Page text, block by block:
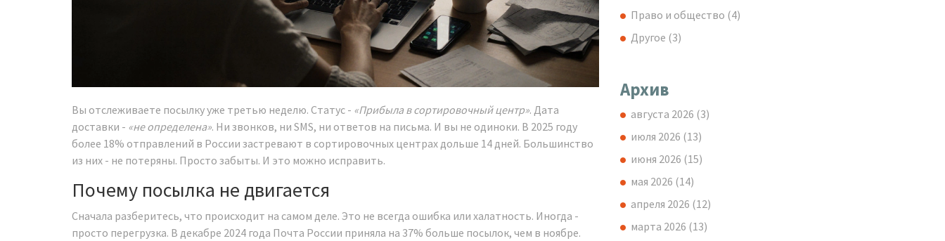
Вы отслеживаете посылку уже третью неделю. Статус - «Прибыла в сортировочный центр». Дата
доставки - «не определена». Ни звонков, ни SMS, ни ответов на письма. И вы не одиноки. В 2025 году
более 18% отправлений в России застревают в сортировочных центрах дольше 14 дней. Большинство
из них - не потеряны. Просто забыты. И это можно исправить.
Почему посылка не двигается
Сначала разберитесь, что происходит на самом деле. Это не всегда ошибка или халатность. Иногда -
просто перегрузка. В декабре 2024 года Почта России приняла на 37% больше посылок, чем в ноябре.
Право и общество (4)
Другое (3)
Архив
августа 2026 (3)
июля 2026 (13)
июня 2026 (15)
мая 2026 (14)
апреля 2026 (12)
марта 2026 (13)